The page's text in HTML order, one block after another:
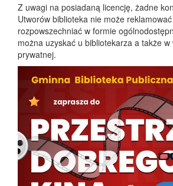
Z uwagi na posiadaną licencję, żadne
Utworów biblioteka nie może
rozpowszechniać w formie
można uzyskać u bibliotekarza a także w
prywatnej.